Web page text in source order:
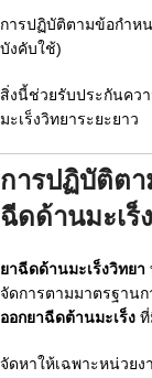
การปฏิบัติตามข้อกำห
บังคับใช้)
สิ่งนี้ช่วยรับประกันคว
มะเร็งวิทยาระยะยาว
การปฏิบัติต
ฉีดด้านมะเร็
ยาฉีดด้านมะเร็งวิทยา
จัดการตามมาตรฐาน
ออกยาฉีดต้านมะเร็ง ที่
จัดหาให้เฉพาะหน่วย